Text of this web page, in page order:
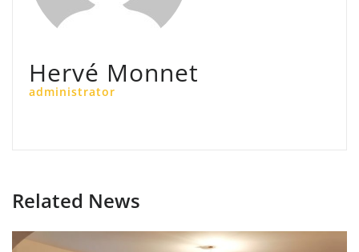
Hervé Monnet
administrator
Related News